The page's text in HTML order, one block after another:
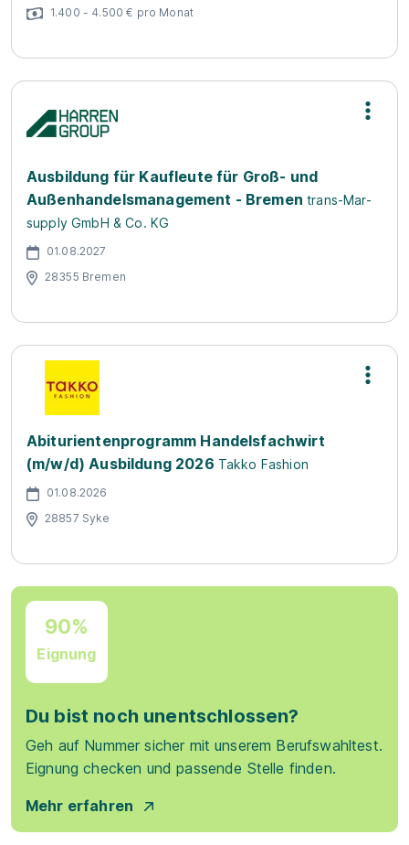
1.400 - 4.500 € pro Monat
Ausbildung für Kaufleute für Groß- und
Außenhandelsmanagement - Bremen trans-Mar-
supply GmbH & Co. KG
01.08.2027
28355 Bremen
Abiturientenprogramm Handelsfachwirt
(m/w/d) Ausbildung 2026 Takko Fashion
01.08.2026
28857 Syke
90%
Eignung
Du bist noch unentschlossen?
Geh auf Nummer sicher mit unserem Berufswahltest.
Eignung checken und passende Stelle finden.
Mehr erfahren